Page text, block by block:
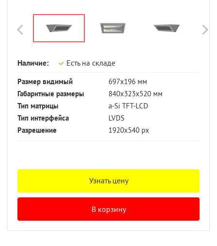
Наличие: Есть на складе
Размер видимый
697х196 мм
Габаритные размеры
840х323х520 мм
Тип матрицы
a-Si TFT-LCD
Тип интерфейса
LVDS
Разрешение
1920х540 px
Узнать цену
В корзину